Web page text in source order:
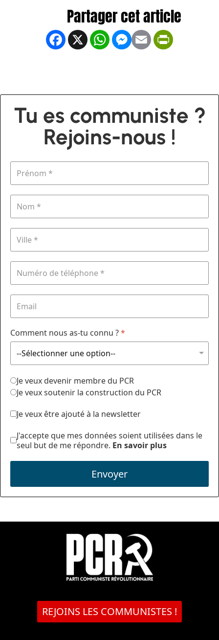
Facebook
X WhatsApp
Messenger
Email
Tu es communiste ?
Rejoins-nous !
Comment nous as-tu connu ?*
Je veux devenir membre du PCR
Je veux soutenir la construction du PCR
Je veux être ajouté à la newsletter
J'accepte que mes données soient utilisées dans le
seul but de me répondre. En savoir plus
Envoyer
REJOINS LES COMMUNISTES !